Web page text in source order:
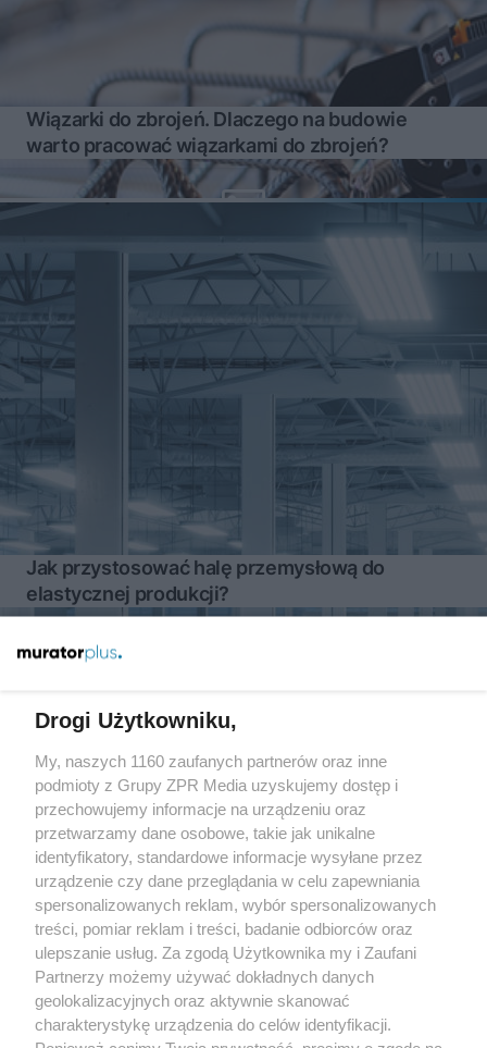
Wiązarki do zbrojeń. Dlaczego na budowie
warto pracować wiązarkami do zbrojeń?
Jak przystosować halę przemysłową do
elastycznej produkcji?
Żaden utwór zamieszczony w serwisie nie może być powielany i
rozpowszechniany lub dalej rozpowszechniany w jakikolwiek sposób
(w tym także elektroniczny lub mechaniczny) na jakimkolwiek polu
eksploatacji w jakiejkolwiek formie, włącznie z umieszczaniem w
Internecie bez pisemnej zgody właściciela praw. Jakiekolwiek użycie
lub wykorzystanie utworów w całości lub w części z naruszeniem
prawa, tzn. bez właściwej zgody, jest zabronione pod groźbą kary i
może być ścigane prawnie.
Drogi Użytkowniku,
My, naszych 1160 zaufanych partnerów oraz inne
podmioty z Grupy ZPR Media uzyskujemy dostęp i
przechowujemy informacje na urządzeniu oraz
przetwarzamy dane osobowe, takie jak unikalne
identyfikatory, standardowe informacje wysyłane przez
urządzenie czy dane przeglądania w celu zapewniania
spersonalizowanych reklam, wybór spersonalizowanych
treści, pomiar reklam i treści, badanie odbiorców oraz
ulepszanie usług. Za zgodą Użytkownika my i Zaufani
Partnerzy możemy używać dokładnych danych
geolokalizacyjnych oraz aktywnie skanować
charakterystykę urządzenia do celów identyfikacji.